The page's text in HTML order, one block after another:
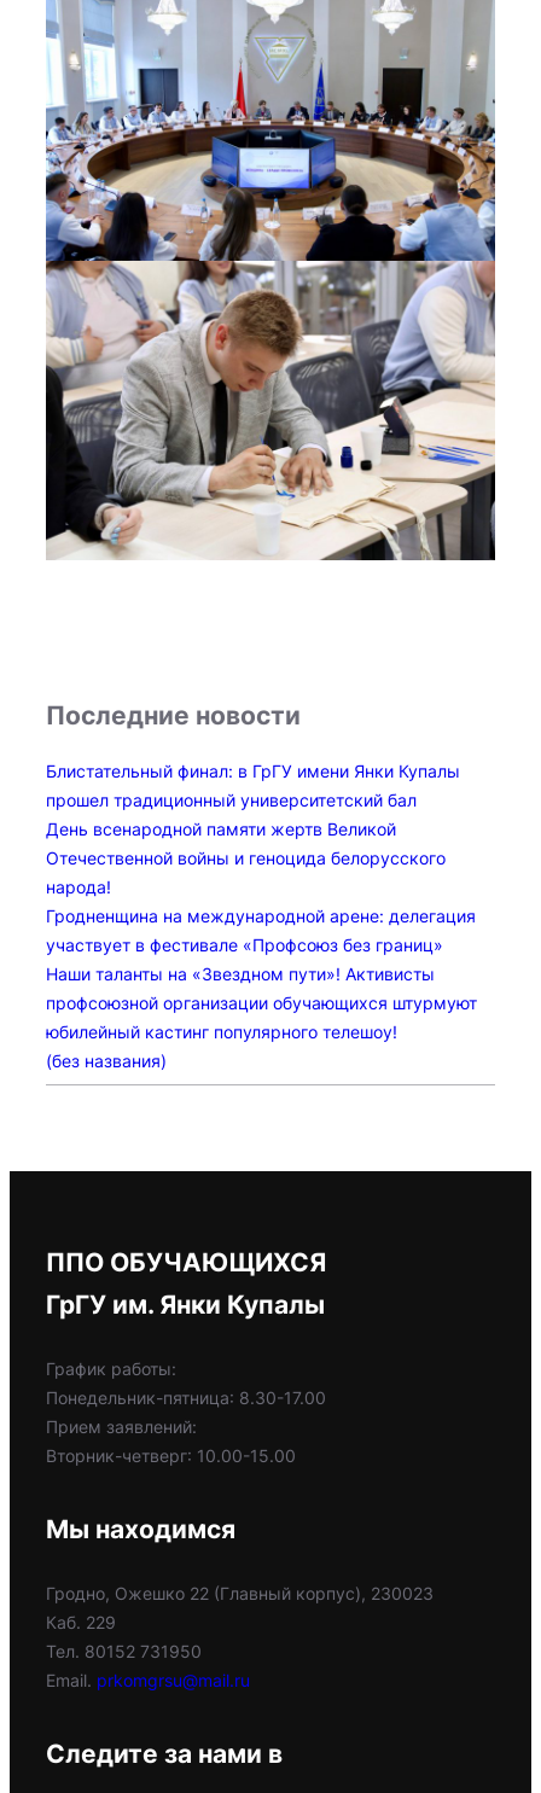
Последние новости
Блистательный финал: в ГрГУ имени Янки Купалы
прошел традиционный университетский бал
День всенародной памяти жертв Великой
Отечественной войны и геноцида белорусского
народа!
Гродненщина на международной арене: делегация
участвует в фестивале «Профсоюз без границ»
Наши таланты на «Звездном пути»! Активисты
профсоюзной организации обучающихся штурмуют
юбилейный кастинг популярного телешоу!
(без названия)
ППО ОБУЧАЮЩИХСЯ
ГрГУ им. Янки Купалы
График работы:
Понедельник-пятница: 8.30-17.00
Прием заявлений:
Вторник-четверг: 10.00-15.00
Мы находимся
Гродно, Ожешко 22 (Главный корпус), 230023
Каб. 229
Тел. 80152 731950
Email. prkomgrsu@mail.ru
Следите за нами в